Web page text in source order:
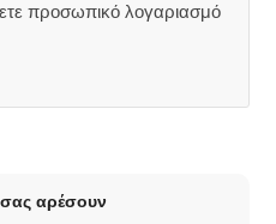
προσωπικό λογαριασμό
αρέσουν